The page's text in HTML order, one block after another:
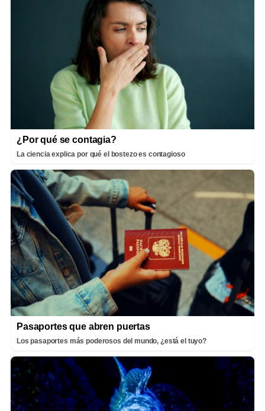
¿Por qué se contagia?
La ciencia explica por qué el bostezo es contagioso
Pasaportes que abren puertas
Los pasaportes más poderosos del mundo, ¿está el tuyo?